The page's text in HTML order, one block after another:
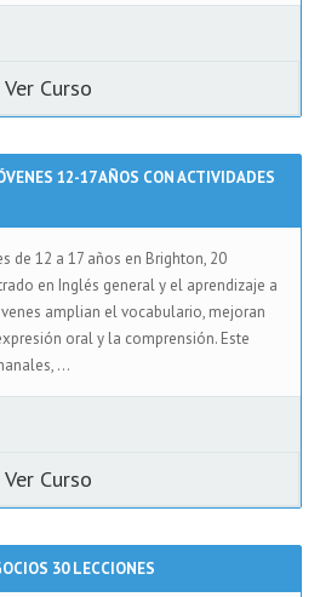
Ver Curso
12-17 AÑOS CON ACTIVIDADES
de 12 a 17 años en Brighton, 20
en Inglés general y el aprendizaje a
amplian el vocabulario, mejoran
oral y la comprensión. Este
...
Ver Curso
30 LECCIONES